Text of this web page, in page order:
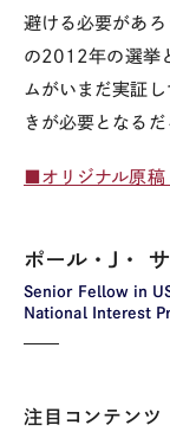
避ける必要があ
の2012年の選挙
ムがいまだ実証
きが必要となるだ
■オリジナル原
Senior Fellow in
National Interest
ポール・J・
注目コンテンツ